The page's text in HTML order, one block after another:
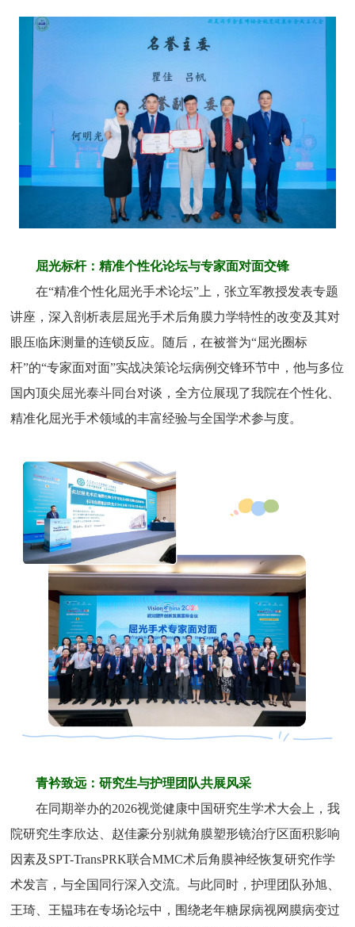
屈光标杆：精准个性化论坛与专家面对面交锋
在“精准个性化屈光手术论坛”上，张立军教授发表专题
讲座，深入剖析表层屈光手术后角膜力学特性的改变及其对
眼压临床测量的连锁反应。随后，在被誉为“屈光圈标
杆”的“专家面对面”实战决策论坛病例交锋环节中，他与多位
国内顶尖屈光泰斗同台对谈，全方位展现了我院在个性化、
精准化屈光手术领域的丰富经验与全国学术参与度。
青衿致远：研究生与护理团队共展风采
在同期举办的2026视觉健康中国研究生学术大会上，我
院研究生李欣达、赵佳豪分别就角膜塑形镜治疗区面积影响
因素及SPT-TransPRK联合MMC术后角膜神经恢复研究作学
术发言，与全国同行深入交流。与此同时，护理团队孙旭、
王琦、王韫玮在专场论坛中，围绕老年糖尿病视网膜病变过